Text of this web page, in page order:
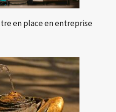
en place en entreprise